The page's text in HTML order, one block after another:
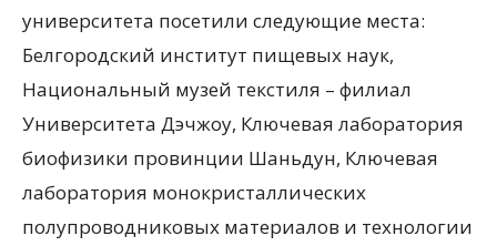
университета посетили следующие места:
Белгородский институт пищевых наук,
Национальный музей текстиля – филиал
Университета Дэчжоу, Ключевая лаборатория
биофизики провинции Шаньдун, Ключевая
лаборатория монокристаллических
полупроводниковых материалов и технологии